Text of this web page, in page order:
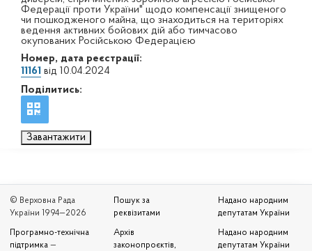
Федерації проти України" щодо компенсації знищеного
чи пошкодженого майна, що знаходиться на територіях
ведення активних бойових дій або тимчасово
окупованих Російською Федерацією
Номер, дата реєстрації:
11161 від 10.04.2024
Поділитись:
Завантажити
© Верховна Рада
України 1994—2026
Програмно-технічна
підтримка —
Пошук за
реквізитами
Архів
законопроєктів,
Надано народним
депутатам України
Надано народним
депутатам України